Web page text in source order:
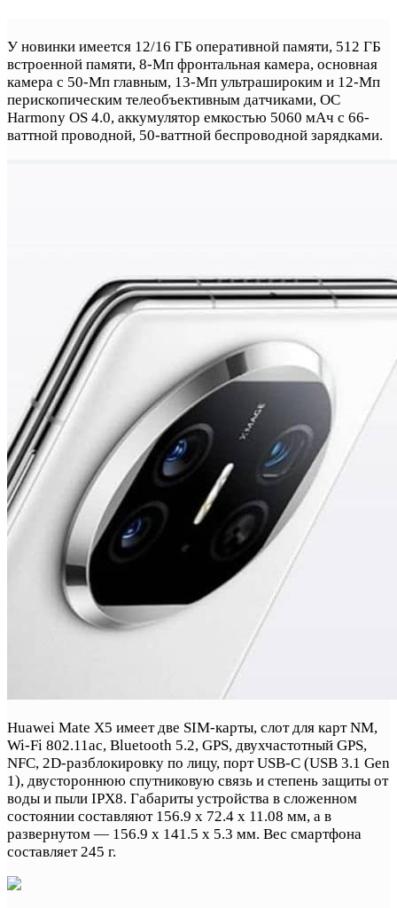
У новинки имеется 12/16 ГБ оперативной памяти, 512 ГБ
встроенной памяти, 8-Мп фронтальная камера, основная
камера с 50-Мп главным, 13-Мп ультрашироким и 12-Мп
перископическим телеобъективным датчиками, ОС
Harmony OS 4.0, аккумулятор емкостью 5060 мАч с 66-
ваттной проводной, 50-ваттной беспроводной зарядками.
Huawei Mate X5 имеет две SIM-карты, слот для карт NM,
Wi-Fi 802.11ac, Bluetooth 5.2, GPS, двухчастотный GPS,
NFC, 2D-разблокировку по лицу, порт USB-C (USB 3.1 Gen
1), двустороннюю спутниковую связь и степень защиты от
воды и пыли IPX8. Габариты устройства в сложенном
состоянии составляют 156.9 x 72.4 x 11.08 мм, а в
развернутом — 156.9 x 141.5 x 5.3 мм. Вес смартфона
составляет 245 г.